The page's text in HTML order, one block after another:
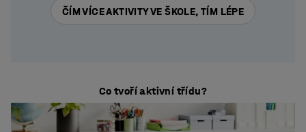
ČÍM VÍCE AKTIVITY VE ŠKOLE, TÍM LÉPE
Co tvoří aktivní třídu?